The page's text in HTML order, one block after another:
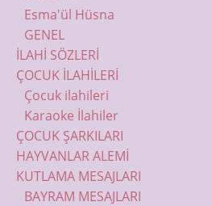
Esma'ül Hüsna
GENEL
İLAHİ SÖZLERİ
ÇOCUK İLAHİLERİ
Çocuk ilahileri
Karaoke İlahiler
ÇOCUK ŞARKILARI
HAYVANLAR ALEMİ
KUTLAMA MESAJLARI
BAYRAM MESAJLARI